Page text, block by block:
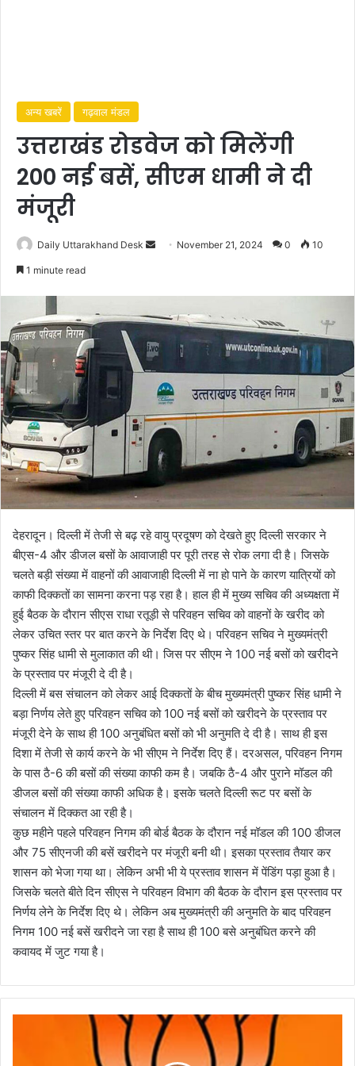
अन्य खबरें गढ़वाल मंडल
उत्तराखंड रोडवेज को मिलेंगी
200 नई बसें, सीएम धामी ने दी
मंजूरी
Daily Uttarakhand Desk
a
n
e
m
a
i
l
November 21, 2024 0 10
1 minute read
देहरादून। दिल्ली में तेजी से बढ़ रहे वायु प्रदूषण को देखते हुए दिल्ली सरकार ने
बीएस-4 और डीजल बसों के आवाजाही पर पूरी तरह से रोक लगा दी है। जिसके
चलते बड़ी संख्या में वाहनों की आवाजाही दिल्ली में ना हो पाने के कारण यात्रियों को
काफी दिक्कतों का सामना करना पड़ रहा है। हाल ही में मुख्य सचिव की अध्यक्षता में
हुई बैठक के दौरान सीएस राधा रतूड़ी से परिवहन सचिव को वाहनों के खरीद को
लेकर उचित स्तर पर बात करने के निर्देश दिए थे। परिवहन सचिव ने मुख्यमंत्री
पुष्कर सिंह धामी से मुलाकात की थी। जिस पर सीएम ने 100 नई बसों को खरीदने
के प्रस्ताव पर मंजूरी दे दी है।
दिल्ली में बस संचालन को लेकर आई दिक्कतों के बीच मुख्यमंत्री पुष्कर सिंह धामी ने
बड़ा निर्णय लेते हुए परिवहन सचिव को 100 नई बसों को खरीदने के प्रस्ताव पर
मंजूरी देने के साथ ही 100 अनुबंधित बसों को भी अनुमति दे दी है। साथ ही इस
दिशा में तेजी से कार्य करने के भी सीएम ने निर्देश दिए हैं। दरअसल, परिवहन निगम
के पास ठै-6 की बसों की संख्या काफी कम है। जबकि ठै-4 और पुराने मॉडल की
डीजल बसों की संख्या काफी अधिक है। इसके चलते दिल्ली रूट पर बसों के
संचालन में दिक्कत आ रही है।
कुछ महीने पहले परिवहन निगम की बोर्ड बैठक के दौरान नई मॉडल की 100 डीजल
और 75 सीएनजी की बसें खरीदने पर मंजूरी बनी थी। इसका प्रस्ताव तैयार कर
शासन को भेजा गया था। लेकिन अभी भी ये प्रस्ताव शासन में पेंडिंग पड़ा हुआ है।
जिसके चलते बीते दिन सीएस ने परिवहन विभाग की बैठक के दौरान इस प्रस्ताव पर
निर्णय लेने के निर्देश दिए थे। लेकिन अब मुख्यमंत्री की अनुमति के बाद परिवहन
निगम 100 नई बसें खरीदने जा रहा है साथ ही 100 बसे अनुबंधित करने की
कवायद में जुट गया है।